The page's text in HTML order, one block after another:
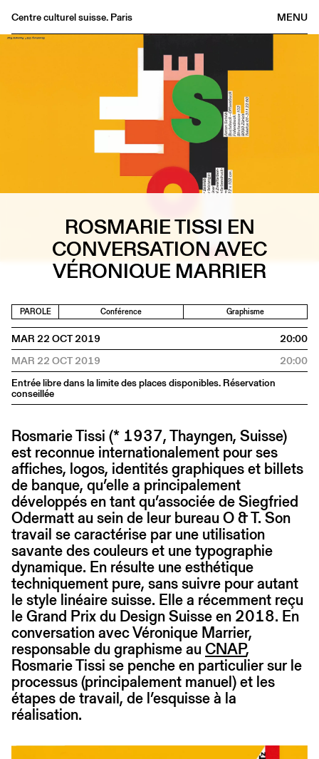
MENU
Centre culturel suisse. Paris
ROSMARIE TISSI EN
CONVERSATION AVEC
VÉRONIQUE MARRIER
PAROLE Conférence Graphisme
MAR 22 OCT 2019
20:00
MAR 22 OCT 2019
20:00
Entrée libre dans la limite des places disponibles. Réservation
conseillée
Rosmarie Tissi (* 1937, Thayngen, Suisse)
est reconnue internationalement pour ses
affiches, logos, identités graphiques et billets
de banque, qu’elle a principalement
développés en tant qu’associée de Siegfried
Odermatt au sein de leur bureau O & T. Son
travail se caractérise par une utilisation
savante des couleurs et une typographie
dynamique. En résulte une esthétique
techniquement pure, sans suivre pour autant
le style linéaire suisse. Elle a récemment reçu
le Grand Prix du Design Suisse en 2018. En
conversation avec Véronique Marrier,
responsable du graphisme au CNAP,
Rosmarie Tissi se penche en particulier sur le
processus (principalement manuel) et les
étapes de travail, de l’esquisse à la
réalisation.